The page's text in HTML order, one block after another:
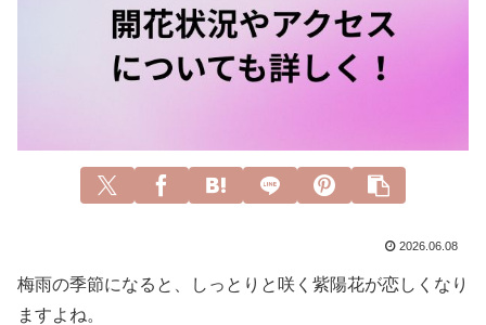
2026.06.08
梅雨の季節になると、しっとりと咲く紫陽花が恋しくなり
ますよね。